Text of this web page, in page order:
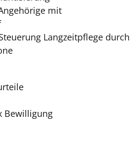
mit
Langzeitpflege durch
Bewilligung